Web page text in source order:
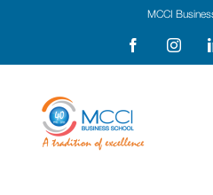
MCCI
Facebook